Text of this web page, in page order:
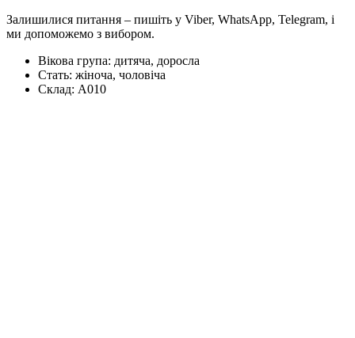
Залишилися питання – пишіть у Viber, WhatsApp, Telegram, і
ми допоможемо з вибором.
Вікова група: дитяча, доросла
Стать: жіноча, чоловіча
Склад: А010